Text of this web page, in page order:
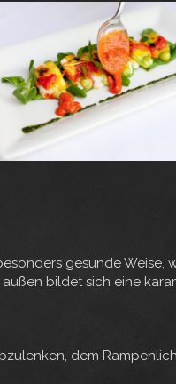
gesunde Weise,
bildet sich eine
dem